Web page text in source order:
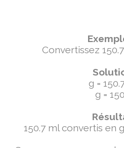
Convertissez
g =
g =
150.7 ml convertis en